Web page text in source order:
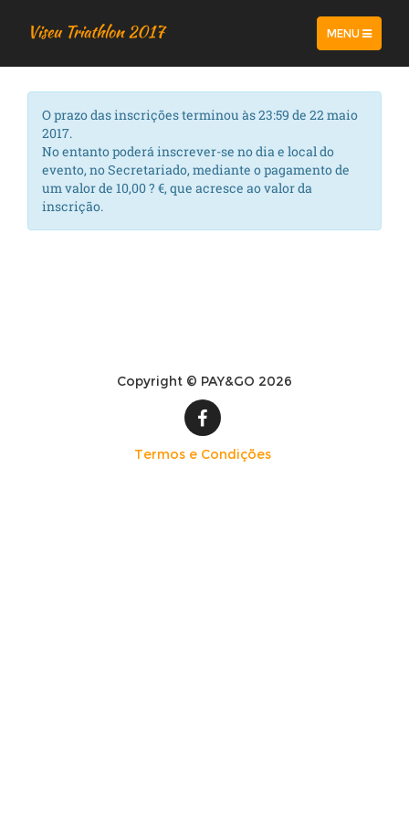
TOGGLE
NAVIGATION
MENU
Viseu Triathlon 2017
O prazo das inscrições terminou às 23:59 de 22 maio
2017.
No entanto poderá inscrever-se no dia e local do
evento, no Secretariado, mediante o pagamento de
um valor de 10,00 ? €, que acresce ao valor da
inscrição.
Copyright © PAY&GO 2026
Termos e Condições